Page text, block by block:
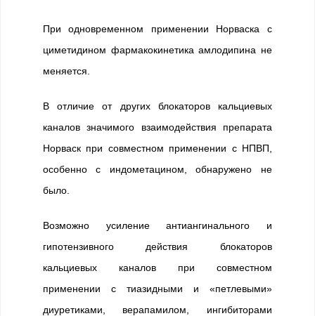
При одновременном применении Норваска с
циметидином фармакокинетика амлодипина не
меняется.
В отличие от других блокаторов кальциевых
каналов значимого взаимодействия препарата
Норваск при совместном применении с НПВП,
особенно с индометацином, обнаружено не
было.
Возможно усиление антиангинального и
гипотензивного действия блокаторов
кальциевых каналов при совместном
применении с тиазидными и «петлевыми»
диуретиками, верапамилом, ингибиторами